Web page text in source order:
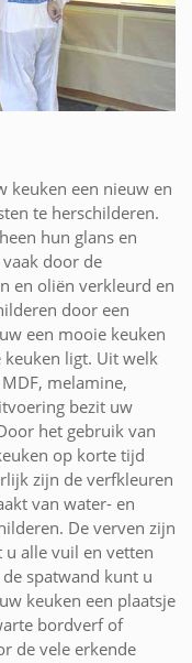
keuken een nieuw en
te herschilderen.
hun glans en
door de
en oliën verkleurd en
door een
een mooie keuken
ligt. Uit welk
melamine,
bezit uw
het gebruik van
op korte tijd
zijn de verfkleuren
van water- en
De verven zijn
u alle vuil en vetten
spatwand kunt u
keuken een plaatsje
bordverf of
de vele erkende